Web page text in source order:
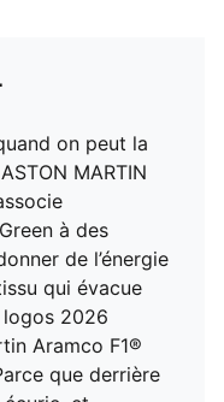
on peut la
MARTIN
à des
de l’énergie
qui évacue
2026
Aramco F1®
que derrière